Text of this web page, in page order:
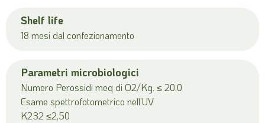
Shelf life
18 mesi dal confezionamento
Parametri microbiologici
Numero Perossidi meq di O2/Kg. ≤ 20,0
Esame spettrofotometrico nell’UV
K232 ≤2,50